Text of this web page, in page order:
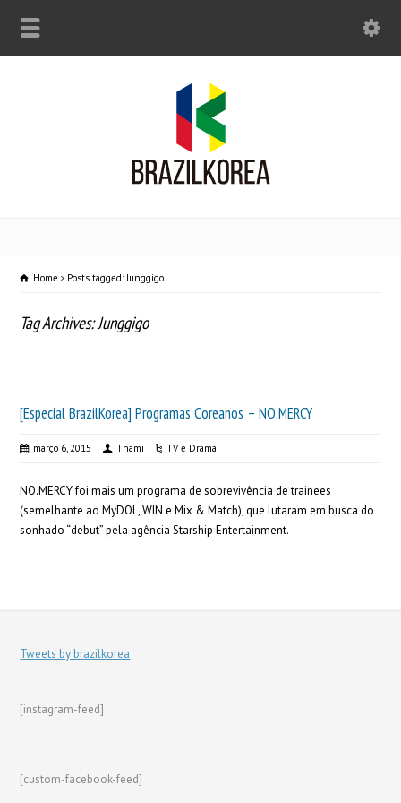
Home Posts tagged: Junggigo
Tag Archives: Junggigo
[Especial BrazilKorea] Programas Coreanos – NO.MERCY
março 6, 2015 Thami TV e Drama
NO.MERCY foi mais um programa de sobrevivência de trainees
(semelhante ao MyDOL, WIN e Mix & Match), que lutaram em busca do
sonhado “debut” pela agência Starship Entertainment.
Tweets by brazilkorea
[instagram-feed]
[custom-facebook-feed]